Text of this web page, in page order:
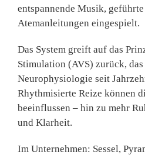
entspannende Musik,
Atemanleitungen eingespielt.
Das System greift auf das
Stimulation (AVS) zurück,
Neurophysiologie seit
Rhythmisierte Reize können
beeinflussen – hin zu mehr
und Klarheit.
Im Unternehmen: Sessel,